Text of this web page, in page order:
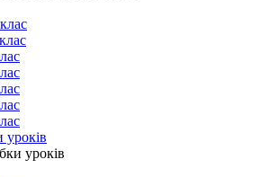
уроків
уроків